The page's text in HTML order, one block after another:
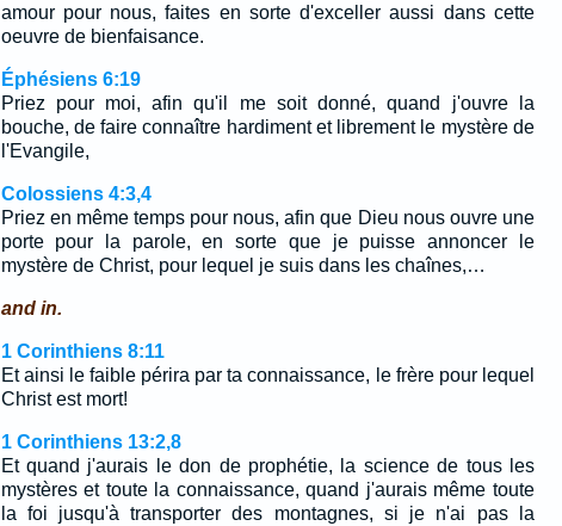
amour pour nous, faites en sorte d'exceller aussi dans cette
oeuvre de bienfaisance.
Éphésiens 6:19
Priez pour moi, afin qu'il me soit donné, quand j'ouvre la
bouche, de faire connaître hardiment et librement le mystère de
l'Evangile,
Colossiens 4:3,4
Priez en même temps pour nous, afin que Dieu nous ouvre une
porte pour la parole, en sorte que je puisse annoncer le
mystère de Christ, pour lequel je suis dans les chaînes,…
and in.
1 Corinthiens 8:11
Et ainsi le faible périra par ta connaissance, le frère pour lequel
Christ est mort!
1 Corinthiens 13:2,8
Et quand j'aurais le don de prophétie, la science de tous les
mystères et toute la connaissance, quand j'aurais même toute
la foi jusqu'à transporter des montagnes, si je n'ai pas la